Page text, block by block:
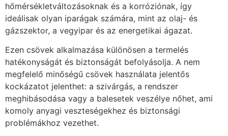
hőmérsékletváltozásoknak és a korróziónak, így
ideálisak olyan iparágak számára, mint az olaj- és
gázszektor, a vegyipar és az energetikai ágazat.
Ezen csövek alkalmazása különösen a termelés
hatékonyságát és biztonságát befolyásolja. A nem
megfelelő minőségű csövek használata jelentős
kockázatot jelenthet: a szivárgás, a rendszer
meghibásodása vagy a balesetek veszélye nőhet, ami
komoly anyagi veszteségekhez és biztonsági
problémákhoz vezethet.